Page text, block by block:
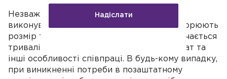
Незважаючи на вид договору, за яким
виконуватиметься робота, сторони обговорюють
розмір та систему заробітної плати, визначається
тривалість роботи, місце роботи, результат та
інші особливості співпраці. В будь-кому випадку,
при виникненні потреби в позаштатному
Надіслати